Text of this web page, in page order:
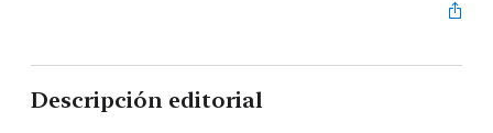
Descripción editorial